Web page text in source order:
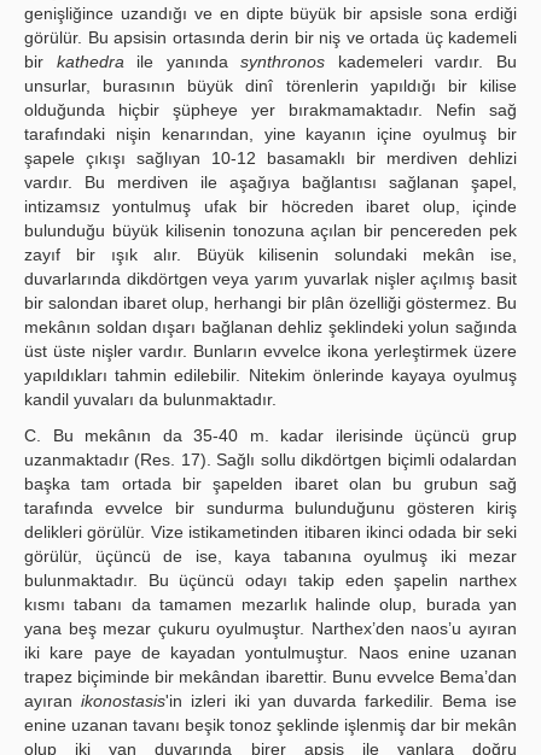
genişliğince uzandığı ve en dipte büyük bir apsisle sona erdiği
görülür. Bu apsisin ortasında derin bir niş ve ortada üç kademeli
bir kathedra ile yanındasynthronos kademeleri vardır. Bu
unsurlar, burasının büyük dinî törenlerin yapıldığı bir kilise
olduğunda hiçbir şüpheye yer bırakmamaktadır. Nefin sağ
tarafındaki nişin kenarından, yine kayanın içine oyulmuş bir
şapele çıkışı sağlıyan 10-12 basamaklı bir merdiven dehlizi
vardır. Bu merdiven ile aşağıya bağlantısı sağlanan şapel,
intizamsız yontulmuş ufak bir höcreden ibaret olup, içinde
bulunduğu büyük kilisenin tonozuna açılan bir pencereden pek
zayıf bir ışık alır. Büyük kilisenin solundaki mekân ise,
duvarlarında dikdörtgen veya yarım yuvarlak nişler açılmış basit
bir salondan ibaret olup, herhangi bir plân özelliği göstermez. Bu
mekânın soldan dışarı bağlanan dehliz şeklindeki yolun sağında
üst üste nişler vardır. Bunların evvelce ikona yerleştirmek üzere
yapıldıkları tahmin edilebilir. Nitekim önlerinde kayaya oyulmuş
kandil yuvaları da bulunmaktadır.
C. Bu mekânın da 35-40 m. kadar ilerisinde üçüncü grup
uzanmaktadır (Res. 17). Sağlı sollu dikdörtgen biçimli odalardan
başka tam ortada bir şapelden ibaret olan bu grubun sağ
tarafında evvelce bir sundurma bulunduğunu gösteren kiriş
delikleri görülür. Vize istikametinden itibaren ikinci odada bir seki
görülür, üçüncü de ise, kaya tabanına oyulmuş iki mezar
bulunmaktadır. Bu üçüncü odayı takip eden şapelin narthex
kısmı tabanı da tamamen mezarlık halinde olup, burada yan
yana beş mezar çukuru oyulmuştur. Narthex’den naos’u ayıran
iki kare paye de kayadan yontulmuştur. Naos enine uzanan
trapez biçiminde bir mekândan ibarettir. Bunu evvelce Bema’dan
ayıran ikonostasis'in izleri iki yan duvarda farkedilir. Bema ise
enine uzanan tavanı beşik tonoz şeklinde işlenmiş dar bir mekân
olup iki yan duvarında birer apsis ile yanlara doğru